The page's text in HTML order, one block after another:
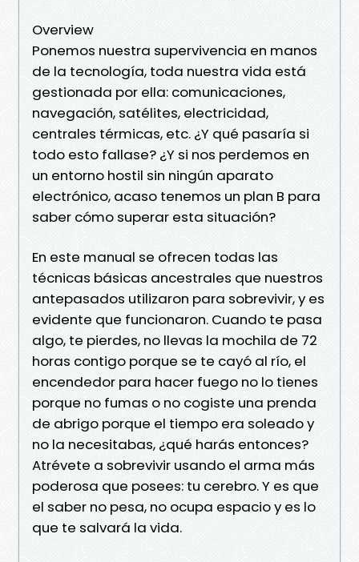
Overview
Ponemos nuestra supervivencia en manos
de la tecnología, toda nuestra vida está
gestionada por ella: comunicaciones,
navegación, satélites, electricidad,
centrales térmicas, etc. ¿Y qué pasaría si
todo esto fallase? ¿Y si nos perdemos en
un entorno hostil sin ningún aparato
electrónico, acaso tenemos un plan B para
saber cómo superar esta situación?
En este manual se ofrecen todas las
técnicas básicas ancestrales que nuestros
antepasados utilizaron para sobrevivir, y es
evidente que funcionaron. Cuando te pasa
algo, te pierdes, no llevas la mochila de 72
horas contigo porque se te cayó al río, el
encendedor para hacer fuego no lo tienes
porque no fumas o no cogiste una prenda
de abrigo porque el tiempo era soleado y
no la necesitabas, ¿qué harás entonces?
Atrévete a sobrevivir usando el arma más
poderosa que posees: tu cerebro. Y es que
el saber no pesa, no ocupa espacio y es lo
que te salvará la vida.